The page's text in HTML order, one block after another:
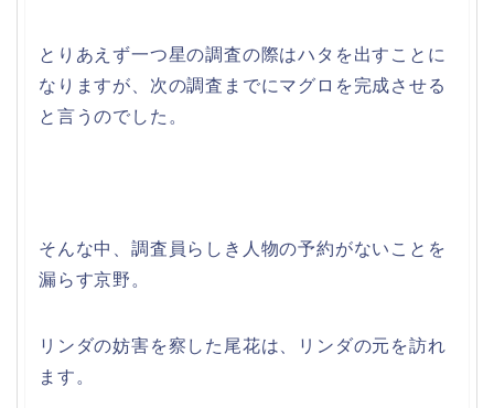
とりあえず一つ星の調査の際はハタを出すことに
なりますが、次の調査までにマグロを完成させる
と言うのでした。
そんな中、調査員らしき人物の予約がないことを
漏らす京野。
リンダの妨害を察した尾花は、リンダの元を訪れ
ます。